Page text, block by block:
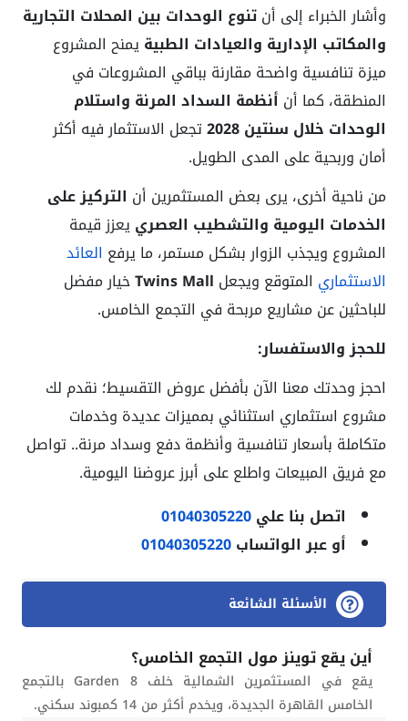
وأشار الخبراء إلى أنتنوع الوحدات بين المحلات التجارية
والمكاتب الإدارية والعيادات الطبيةيمنح المشروع
ميزة تنافسية واضحة مقارنة بباقي المشروعات في
المنطقة، كما أن أنظمة السداد المرنة واستلام
الوحدات خلال سنتين 2028
تجعل الاستثمار فيه أكثر
أمان وربحية على المدى الطويل.
من ناحية أخرى، يرى بعض المستثمرين أن التركيز على
الخدمات اليومية والتشطيب العصرييعزز قيمة
المشروع ويجذب الزوار بشكل مستمر، ما يرفع العائد
الاستثماري المتوقع ويجعل Twins Mallخيار مفضل
للباحثين عن مشاريع مربحة في التجمع الخامس.
للحجز والاستفسار:
احجز وحدتك معنا الآن بأفضل عروض التقسيط؛ نقدم لك
مشروع استثماري استثنائي بمميزات عديدة وخدمات
متكاملة بأسعار تنافسية وأنظمة دفع وسداد مرنة.. تواصل
مع فريق المبيعات واطلع على أبرز عروضنا اليومية.
اتصل بنا علي01040305220
أو عبر الواتساب01040305220
الأسئلة الشائعة
أين يقع توينز مول التجمع الخامس؟
يقع في المستثمرين الشمالية خلف Garden 8 بالتجمع
الخامس القاهرة الجديدة، ويخدم أكثر من 14 كمبوند سكني.